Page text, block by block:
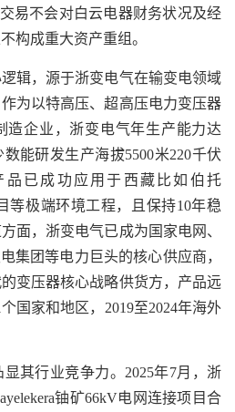
易不会对白云电器财务状况及经
构成重大资产重组。
，源于浙变电气在输变电领域
为以特高压、超高压电力变压器
造企业，浙变电气年生产能力达
能研发生产海拔5500米220千伏
品已成功应用于西藏比如伯托
等极端环境工程，且保持10年稳
面，浙变电气已成为国家电网、
集团等电力巨头的核心供应商，
变压器核心战略供货方，产品远
国家和地区，2019至2024年海外
行业竞争力。2025年7月，浙
铀矿66kV电网连接项目合